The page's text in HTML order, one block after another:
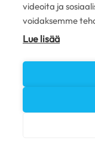
videoita ja
voidaksemme
Lue lisää